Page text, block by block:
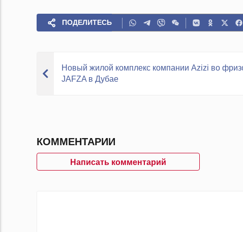
ПОДЕЛИТЕСЬ
Новый жилой комплекс компании Azizi во
JAFZA в Дубае
КОММЕНТАРИИ
Написать комментарий